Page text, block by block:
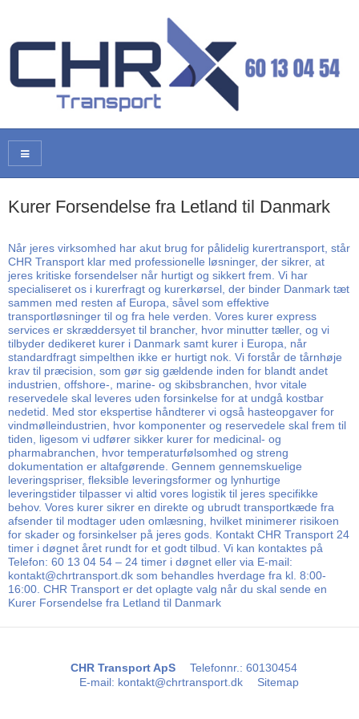
Kurer Forsendelse fra Letland til Danmark
Når jeres virksomhed har akut brug for pålidelig kurertransport, står
CHR Transport klar med professionelle løsninger, der sikrer, at
jeres kritiske forsendelser når hurtigt og sikkert frem. Vi har
specialiseret os i kurerfragt og kurerkørsel, der binder Danmark tæt
sammen med resten af Europa, såvel som effektive
transportløsninger til og fra hele verden. Vores kurer express
services er skræddersyet til brancher, hvor minutter tæller, og vi
tilbyder dedikeret kurer i Danmark samt kurer i Europa, når
standardfragt simpelthen ikke er hurtigt nok. Vi forstår de tårnhøje
krav til præcision, som gør sig gældende inden for blandt andet
industrien, offshore-, marine- og skibsbranchen, hvor vitale
reservedele skal leveres uden forsinkelse for at undgå kostbar
nedetid. Med stor ekspertise håndterer vi også hasteopgaver for
vindmølleindustrien, hvor komponenter og reservedele skal frem til
tiden, ligesom vi udfører sikker kurer for medicinal- og
pharmabranchen, hvor temperaturfølsomhed og streng
dokumentation er altafgørende. Gennem gennemskuelige
leveringspriser, fleksible leveringsformer og lynhurtige
leveringstider tilpasser vi altid vores logistik til jeres specifikke
behov. Vores kurer sikrer en direkte og ubrudt transportkæde fra
afsender til modtager uden omlæsning, hvilket minimerer risikoen
for skader og forsinkelser på jeres gods. Kontakt CHR Transport 24
timer i døgnet året rundt for et godt tilbud. Vi kan kontaktes på
Telefon: 60 13 04 54 – 24 timer i døgnet eller via E-mail:
kontakt@chrtransport.dk som behandles hverdage fra kl. 8:00-
16:00. CHR Transport er det oplagte valg når du skal sende en
Kurer Forsendelse fra Letland til Danmark
CHR Transport ApS Telefonnr.: 60130454
E-mail: kontakt@chrtransport.dk Sitemap